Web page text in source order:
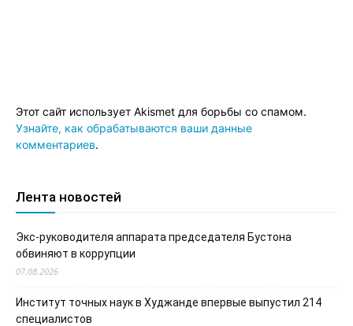
Этот сайт использует Akismet для борьбы со спамом.
Узнайте, как обрабатываются ваши данные
комментариев.
Лента новостей
Экс-руководителя аппарата председателя Бустона
обвиняют в коррупции
07.08.2026
Институт точных наук в Худжанде впервые выпустил 214
специалистов